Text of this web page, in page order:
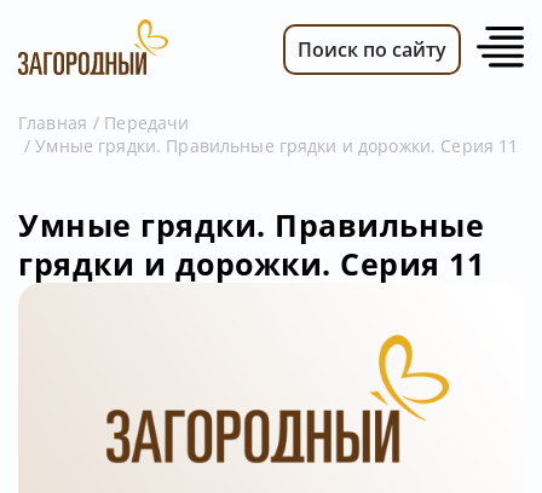
ВИДЕО
ПЕРЕДАЧИ
ТЕЛЕПРОГРАММА
РЕКЛАМОДАТЕЛЯМ
Поиск по сайту
Главная
Передачи
Умные грядки. Правильные грядки и дорожки. Серия 11
Умные грядки. Правильные
грядки и дорожки. Серия 11